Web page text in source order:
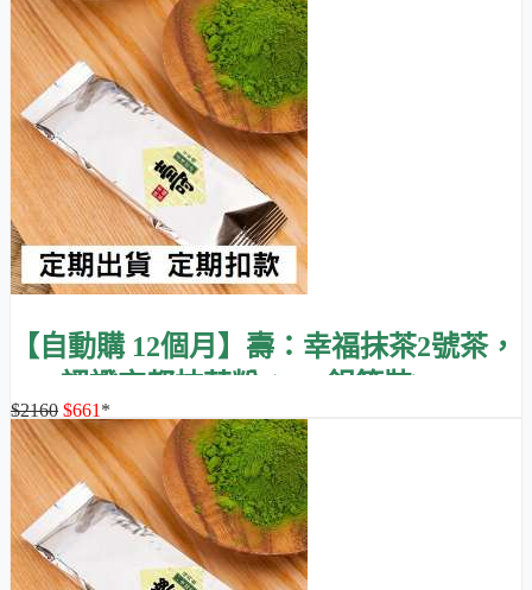
【自動購 12個月】壽：幸福抹茶2號茶，
JAS認證京都抹茶粉 (30g 鋁箔裝)
$2160 $661 *